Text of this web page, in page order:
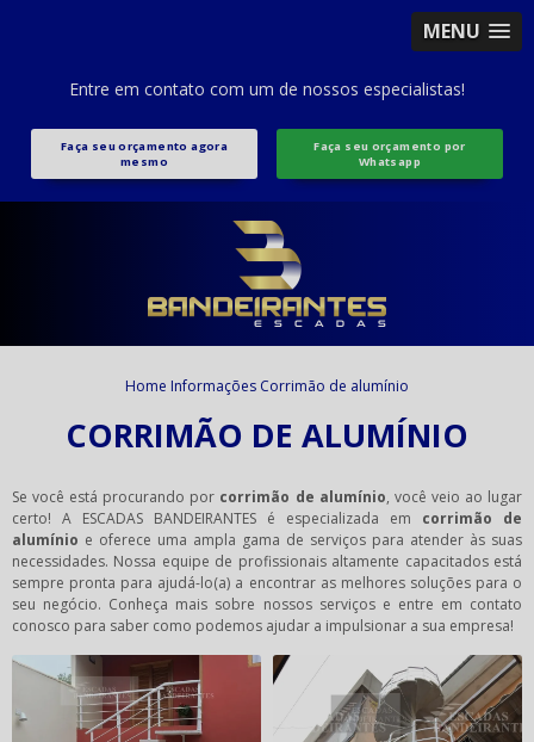
MENU
Entre em contato com um de nossos especialistas!
Faça seu orçamento agora
mesmo
Faça seu orçamento por
Whatsapp
Home Informações Corrimão de alumínio
CORRIMÃO DE ALUMÍNIO
Se você está procurando por corrimão de alumínio, você veio ao lugar
certo! A ESCADAS BANDEIRANTES é especializada em corrimão de
alumínio e oferece uma ampla gama de serviços para atender às suas
necessidades. Nossa equipe de profissionais altamente capacitados está
sempre pronta para ajudá-lo(a) a encontrar as melhores soluções para o
seu negócio. Conheça mais sobre nossos serviços e entre em contato
conosco para saber como podemos ajudar a impulsionar a sua empresa!